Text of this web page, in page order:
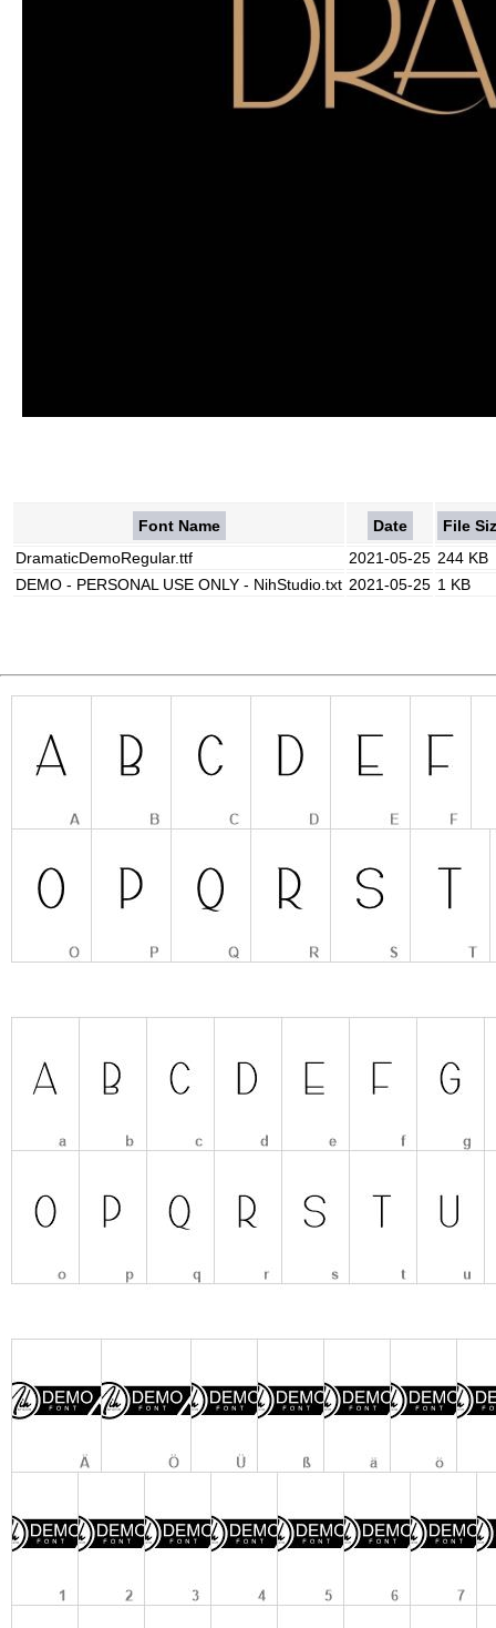
Font Name Date
File
DramaticDemoRegular.ttf
2021-05-25 244 KB
DEMO - PERSONAL USE ONLY - NihStudio.txt 2021-05-25 1 KB